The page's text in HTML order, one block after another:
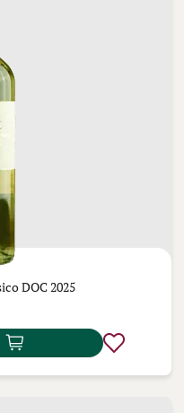
DOC 2025